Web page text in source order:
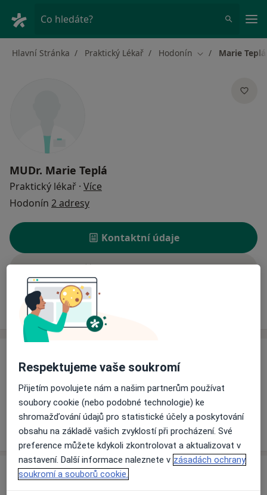
Co hledáte?
Hlavní Stránka Praktický Lékař Hodonín Změna města
Marie Teplá
MUDr. Marie Teplá
Praktický lékař · Více
Hodonín 2 adresy
Kontaktní údaje
Rezervovat termín
Ceník
Ceník
Informace o službách a cenách nejsou k dispozici
Tento specialista ještě nepřidával žádné informace o
svých službách.
Adresy (2)
Respektujeme vaše soukromí
Přijetím povolujete nám a našim partnerům používat
soubory cookie (nebo podobné technologie) ke
shromažďování údajů pro statistické účely a poskytování
obsahu na základě vašich zvyklostí při procházení. Své
preference můžete kdykoli zkontrolovat a aktualizovat v
nastavení. Další informace naleznete v zásadách ochrany
soukromí a souborů cookie.